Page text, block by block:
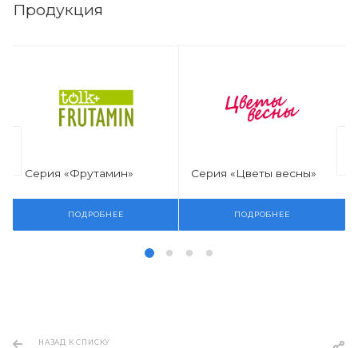
Продукция
Серия «Фрутамин»
ПОДРОБНЕЕ
Серия «Цветы весны»
ПОДРОБНЕЕ
НАЗАД К СПИСКУ